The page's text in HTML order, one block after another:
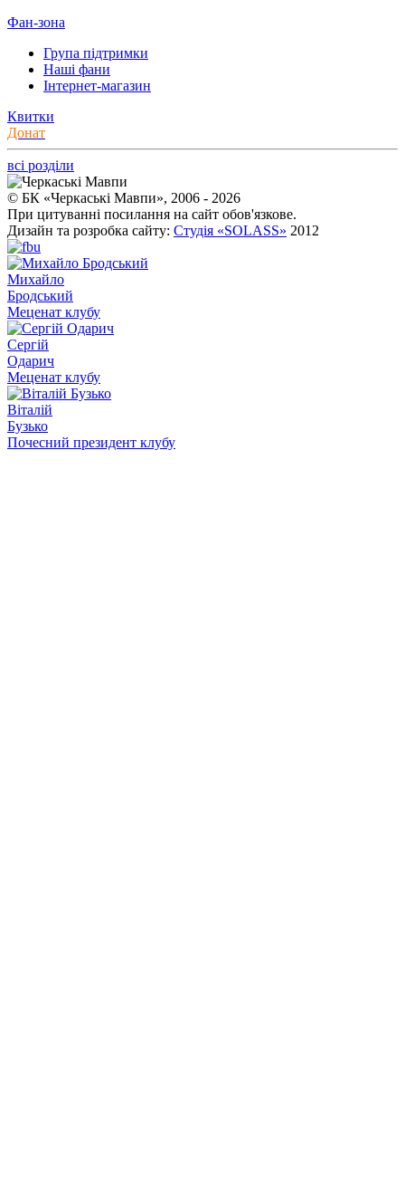
Фан-зона
Група підтримки
Наші фани
Інтернет-магазин
Квитки
Донат
всі розділи
© БК «Черкаські Мавпи», 2006 - 2026
При цитуванні посилання на сайт обов'язкове.
Дизайн та розробка сайту: Студія «SOLASS» 2012
Михайло
Бродський
Меценат клубу
Сергій
Одарич
Меценат клубу
Віталій
Бузько
Почесний президент клубу